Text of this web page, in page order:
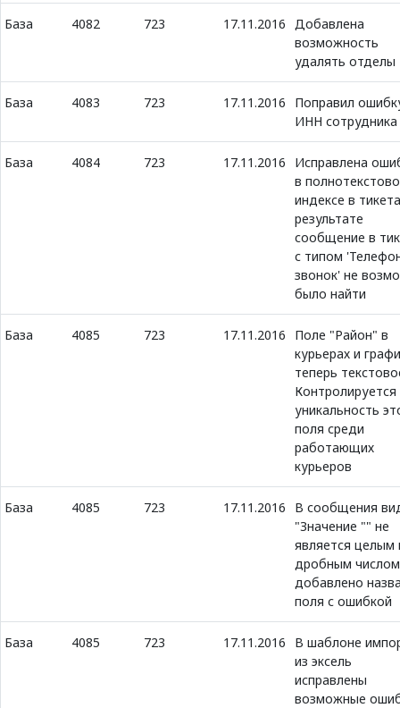
База 4082 723 17.11.2016 Добавлена
возможность
удалять отделы
База 4083 723 17.11.2016
Поправил
ИНН сотрудника
База 4084 723 17.11.2016
Исправлена
в
индексе в
результате
сообщение в
с типом
звонок' не
было найти
База 4085 723 17.11.2016
Поле "Район" в
курьерах и
теперь
Контролируется
уникальность
поля среди
работающих
курьеров
База 4085 723 17.11.2016
В сообщения
"Значение "" не
является целым
дробным
добавлено
поля с ошибкой
База 4085 723 17.11.2016
В шаблоне
из эксель
исправлены
возможные